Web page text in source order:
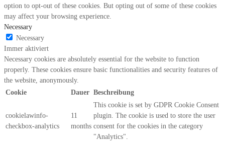
option to opt-out of these cookies. But opting out of some of these cookies
may affect your browsing experience.
Necessary
Necessary
Immer aktiviert
Necessary cookies are absolutely essential for the website to function
properly. These cookies ensure basic functionalities and security features of
the website, anonymously.
Cookie
Dauer Beschreibung
cookielawinfo-
checkbox-analytics
11
months
This cookie is set by GDPR Cookie Consent
plugin. The cookie is used to store the user
consent for the cookies in the category
"Analytics".